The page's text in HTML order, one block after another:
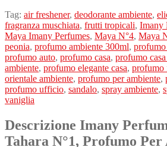
Tag: air freshener, deodorante ambiente,
fragranza muschiata, frutti tropicali, Imany
Maya Imany Perfumes, Maya N°4, Maya
peonia, profumo ambiente 300ml, profumo
profumo auto, profumo casa, profumo
ambiente, profumo elegante casa, profumo
orientale ambiente, profumo per ambiente,
profumo ufficio, sandalo, spray ambiente,
vaniglia
Descrizione Imany
Tahara N°1, Profumo Per